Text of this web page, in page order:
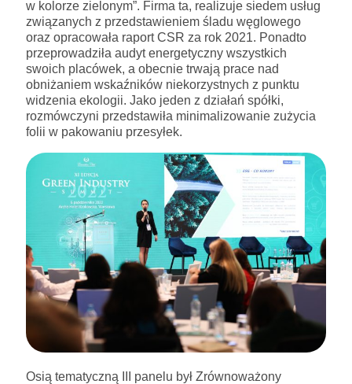
w kolorze zielonym”. Firma ta, realizuje siedem usług
związanych z przedstawieniem śladu węglowego
oraz opracowała raport CSR za rok 2021. Ponadto
przeprowadziła audyt energetyczny wszystkich
swoich placówek, a obecnie trwają prace nad
obniżaniem wskaźników niekorzystnych z punktu
widzenia ekologii. Jako jeden z działań spółki,
rozmówczyni przedstawiła minimalizowanie zużycia
folii w pakowaniu przesyłek.
Osią tematyczną III panelu był Zrównoważony